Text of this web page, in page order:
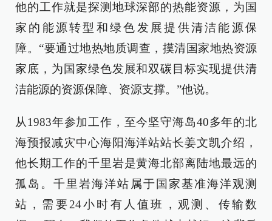
他的工作就是探测地球深部的热能资源，为国
家的能源转型和绿色发展提供清洁能源保
障。“要通过地热地质调查，摸清国家地热资源
家底，为国家绿色发展和双碳目标实现提供清
洁能源的资源保障、资源支撑。”他说。
从1983年参加工作，至今坚守海岛40多年的北
海预报减灾中心海阳海洋站站长姜文凯介绍，
他长期工作的千里岩是黄海北部离陆地最远的
孤岛。千里岩海洋站属于国家基准海洋观测
站，需要24小时有人值班，观测、传输数